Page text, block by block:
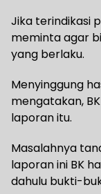
Jika terindikasi
meminta agar
yang berlaku.
Menyinggung
mengatakan,
laporan itu.
Masalahnya
laporan ini BK
dahulu bukti-